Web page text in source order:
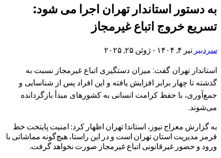
به دستور استاندار تهران اجرا می شود:
تسریع خروج اتباع غیرمجاز
سردبیر تیر ۴, ۱۴۰۴ - ژوئن ۲۵, ۲۰۲۵
استاندار تهران گفت: میزان دستگیری اتباع غیرمجاز نسبت به
گذشته تا چهار برابر افزایش یافته و این افراد پس از شناسایی و
جمع‌آوری، با حفظ کرامت انسانی به کشورهای مبدأ بازگردانده
می‌شوند.
به گزارش معراج نیوز، استاندا تهران اظهار کرد: امنیت پایتخت خط
قرمز مدیریت استان تهران است و در این راستا، هیچ‌گونه مماشاتی با
ورود و حضور غیرقانونی اتباع غیرمجاز صورت نخواهد گرفت.